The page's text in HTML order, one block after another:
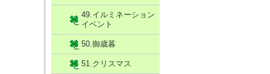
49.イルミネーション
イベント
50.御歳暮
51.クリスマス